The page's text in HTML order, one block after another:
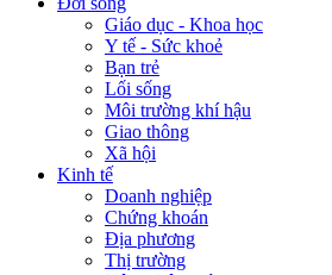
Giáo dục - Khoa học
Y tế - Sức khoẻ
Bạn trẻ
Lối sống
Môi trường khí hậu
Giao thông
Xã hội
Kinh tế
Doanh nghiệp
Chứng khoán
Địa phương
Thị trường